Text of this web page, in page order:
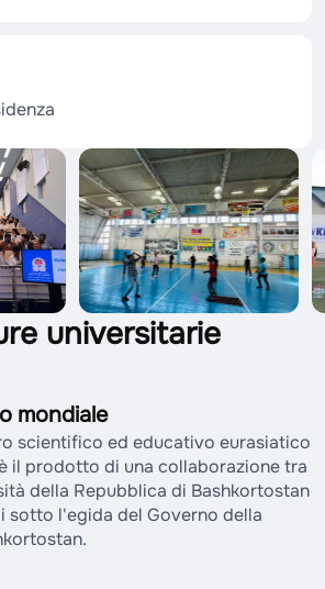
universitarie
mondiale
scientifico ed educativo eurasiatico
il prodotto di una collaborazione tra
della Repubblica di Bashkortostan
sotto l'egida del Governo della